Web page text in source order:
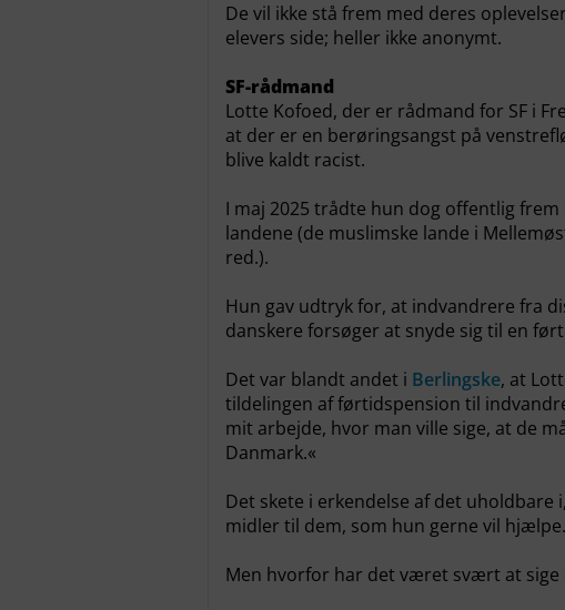
De vil ikke stå frem med deres
elevers side; heller ikke anonymt.
SF-rådmand
Lotte Kofoed, der er rådmand for SF i
at der er en berøringsangst på
blive kaldt racist.
I maj 2025 trådte hun dog offentlig
landene (de muslimske lande i
red.).
Hun gav udtryk for, at indvandrere fra
danskere forsøger at snyde sig til en
Det var blandt andet i Berlingske, at
tildelingen af førtidspension til
mit arbejde, hvor man ville sige, at de
Danmark.«
Det skete i erkendelse af det
midler til dem, som hun gerne vil hjælpe.
Men hvorfor har det været svært at sige